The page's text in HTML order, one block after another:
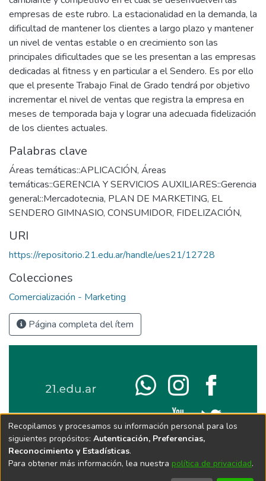
empresas de este rubro. La estacionalidad en la demanda, la
dificultad de mantener los clientes a largo plazo y mantener
un nivel de ventas estable o en crecimiento son las
principales dificultades que se les presentan a las empresas
dedicadas al fitness y en particular a el Sendero. Es por ello
que el presente Trabajo Final de Grado tendrá por objetivo
incrementar el nivel de ventas que registra la empresa en
meses de temporada baja y lograr una adecuada fidelización
de los clientes actuales.
Palabras clave
Áreas temáticas::APLICACIÓN, Áreas
temáticas::GERENCIA Y SERVICIOS AUXILIARES::Gerencia
general::Mercadotecnia, PLAN DE MARKETING, EL
SENDERO GIMNASIO, CONSUMIDOR, FIDELIZACIÓN,
URI
https://repositorio.21.edu.ar/handle/ues21/12728
Colecciones
Comercialización - Marketing
Página completa del ítem
Recopilamos y procesamos su información personal para los
siguientes propósitos: Autenticación, Preferencias,
Reconocimiento y Estadísticas.
Para obtener más información, lea nuestra política de privacidad.